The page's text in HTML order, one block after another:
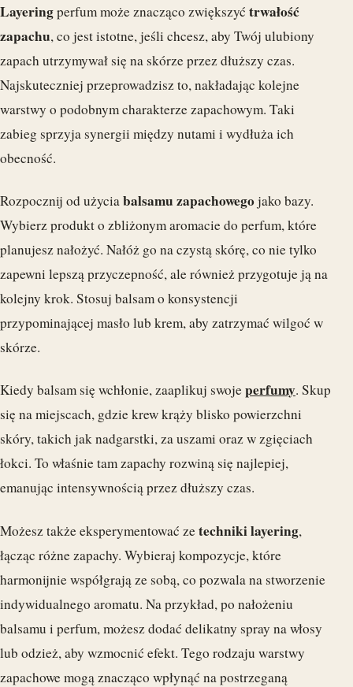
Layeringperfum może znacząco zwiększyć trwałość
zapachu, co jest istotne, jeśli chcesz, aby Twój ulubiony
zapach utrzymywał się na skórze przez dłuższy czas.
Najskuteczniej przeprowadzisz to, nakładając kolejne
warstwy o podobnym charakterze zapachowym. Taki
zabieg sprzyja synergii między nutami i wydłuża ich
obecność.
Rozpocznij od użyciabalsamu zapachowegojako bazy.
Wybierz produkt o zbliżonym aromacie do perfum, które
planujesz nałożyć. Nałóż go na czystą skórę, co nie tylko
zapewni lepszą przyczepność, ale również przygotuje ją na
kolejny krok. Stosuj balsam o konsystencji
przypominającej masło lub krem, aby zatrzymać wilgoć w
skórze.
Kiedy balsam się wchłonie, zaaplikuj swojeperfumy. Skup
się na miejscach, gdzie krew krąży blisko powierzchni
skóry, takich jak nadgarstki, za uszami oraz w zgięciach
łokci. To właśnie tam zapachy rozwiną się najlepiej,
emanując intensywnością przez dłuższy czas.
Możesz także eksperymentować zetechniki layering,
łącząc różne zapachy. Wybieraj kompozycje, które
harmonijnie współgrają ze sobą, co pozwala na stworzenie
indywidualnego aromatu. Na przykład, po nałożeniu
balsamu i perfum, możesz dodać delikatny spray na włosy
lub odzież, aby wzmocnić efekt. Tego rodzaju warstwy
zapachowe mogą znacząco wpłynąć na postrzeganą